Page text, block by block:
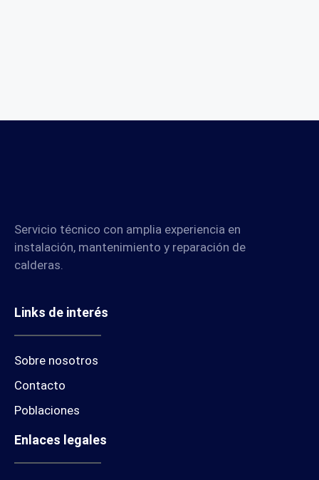
Servicio técnico con amplia experiencia en
instalación, mantenimiento y reparación de
calderas.
Links de interés
Sobre nosotros
Contacto
Poblaciones
Enlaces legales